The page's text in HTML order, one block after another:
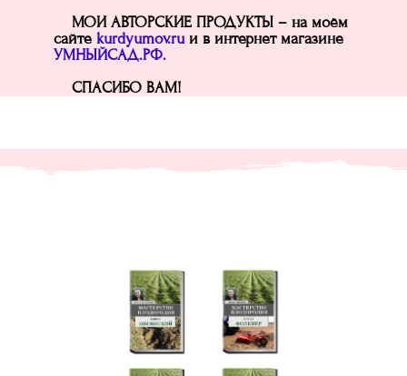
МОИ АВТОРСКИЕ ПРОДУКТЫ – на моём
сайте kurdyumov.ruи в интернет магазине
УМНЫЙСАД.РФ.
СПАСИБО ВАМ!